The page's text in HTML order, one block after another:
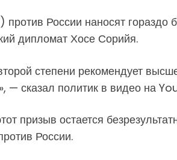
России наносят гораздо
дипломат Хосе Сорийя.
степени рекомендует
— сказал политик в видео на
призыв остается
России.